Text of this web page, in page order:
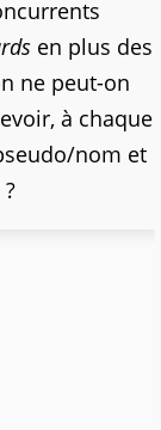
en plus des
ne peut-on
à chaque
nom et